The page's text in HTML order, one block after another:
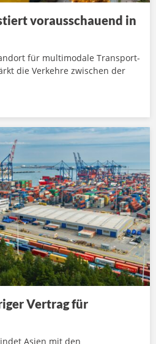
vorausschauend in
für multimodale Transport-
die Verkehre zwischen der
Vertrag für
Asien mit den